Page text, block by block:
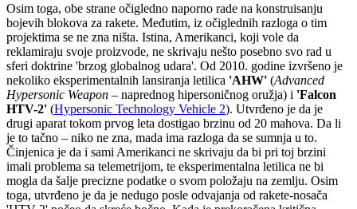
Osim toga, obe strane očigledno naporno rade na konstruisanju
bojevih blokova za rakete. Međutim, iz očiglednih razloga o tim
projektima se ne zna ništa. Istina, Amerikanci, koji vole da
reklamiraju svoje proizvode, ne skrivaju nešto posebno svo rad u
sferi doktrine 'brzog globalnog udara'. Od 2010. godine izvršeno je
nekoliko eksperimentalnih lansiranja letilica 'AHW' (Advanced
Hypersonic Weapon – naprednog hipersoničnog oružja) i 'Falcon
HTV-2' (Hypersonic Technology Vehicle 2). Utvrđeno je da je
drugi aparat tokom prvog leta dostigao brzinu od 20 mahova. Da li
je to tačno – niko ne zna, mada ima razloga da se sumnja u to.
Činjenica je da i sami Amerikanci ne skrivaju da bi pri toj brzini
imali problema sa telemetrijom, te eksperimentalna letilica ne bi
mogla da šalje precizne podatke o svom položaju na zemlju. Osim
toga, utvrđeno je da je nedugo posle odvajanja od rakete-nosača